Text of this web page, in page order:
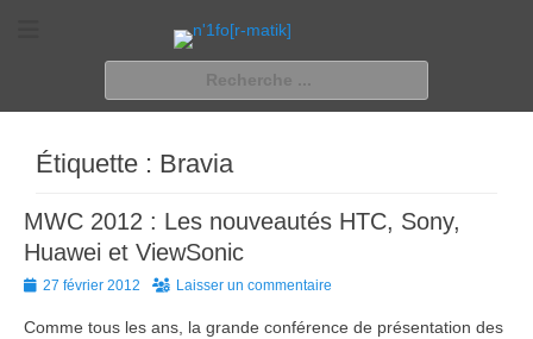
n'1fo[r-matik]
Pour les nymphos d'infos en info…
Étiquette : Bravia
MWC 2012 : Les nouveautés HTC, Sony,
Huawei et ViewSonic
Posted
27 février 2012 Laisser un commentaire
Comme tous les ans, la grande conférence de présentation des